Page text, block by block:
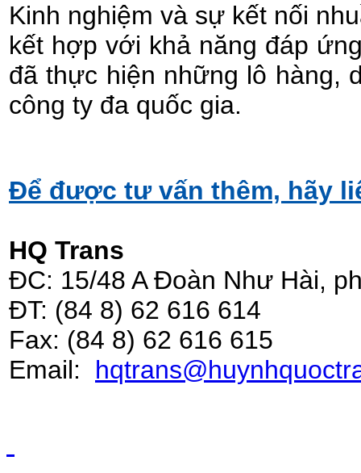
Kinh nghiệm và sự kết nối
kết hợp với khả năng đáp
đã thực hiện những lô hàng,
công ty đa quốc gia.
Để được tư vấn thêm, hãy
HQ Trans
ĐC: 15/48 A Đoàn Như Hài,
ĐT: (84 8) 62 616 614
Fax: (84 8) 62 616 615
Email: